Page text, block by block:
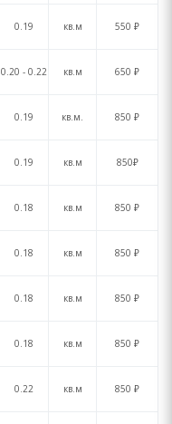
0.19 кв.м 550 ₽
0.20 - 0.22 кв.м 650 ₽
0.19 кв.м. 850 ₽
0.19 кв.м 850₽
0.18 кв.м 850 ₽
0.18 кв.м 850 ₽
0.18 кв.м 850 ₽
0.18 кв.м 850 ₽
0.22 кв.м 850 ₽